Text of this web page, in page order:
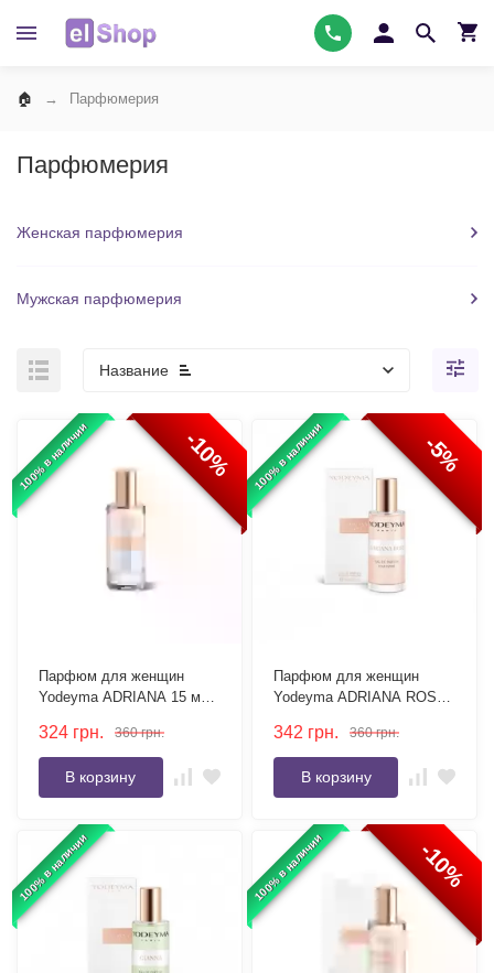
Парфюмерия
Парфюмерия
Женская парфюмерия
Мужская парфюмерия
Название
100% в наличии -10%
Парфюм для женщин
Yodeyma ADRIANA 15 мл
324 грн. 360 грн.
В корзину
100% в наличии -5%
Парфюм для женщин
Yodeyma ADRIANA ROSE
342 грн. 360 грн.
В корзину
100% в наличии 100% в наличии -10%